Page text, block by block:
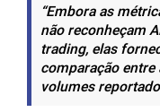
“Embora as
não reconheçam
trading, elas
comparação
volumes